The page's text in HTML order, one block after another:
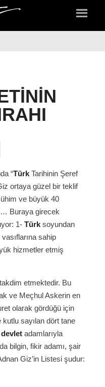
kopyala
“Türk Tarihinin Şeref
ortaya güzel bir teklif
ve büyük 40
Buraya girecek
1- Türk soyundan
sahip
hizmetler etmiş
etmektedir. Bu
ve Meçhul Askerin en
olarak gördüğü için
sayılan dört tane
devlet adamlarıyla
bilgin, fikir adamı, şair
Giz’in Listesi şudur: